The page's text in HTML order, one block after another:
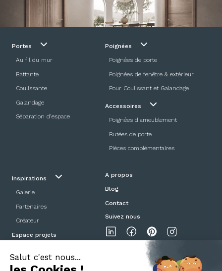
Portes
Au fil du mur
Battante
Coulissante
Galandage
Séparation d’espace
Poignées
Poignées de porte
Poignées de fenêtre & extérieur
Pour Coulissant et Galandage
Accessoires
Poignées d'ameublement
Butées de porte
Pièces complémentaires
Inspirations
Galerie
Partenaires
Créateur
Espace projets
A propos
Blog
Contact
Suivez nous